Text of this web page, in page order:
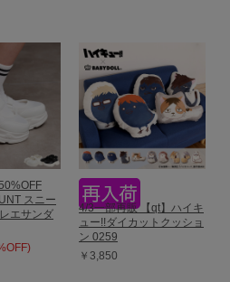
スニー
エサンダ
4/3一部再販 【qt】ハイキ
ュー!!ダイカットクッショ
ン 0259
￥3,850